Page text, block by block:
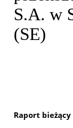
S.A. w
(SE)
Raport